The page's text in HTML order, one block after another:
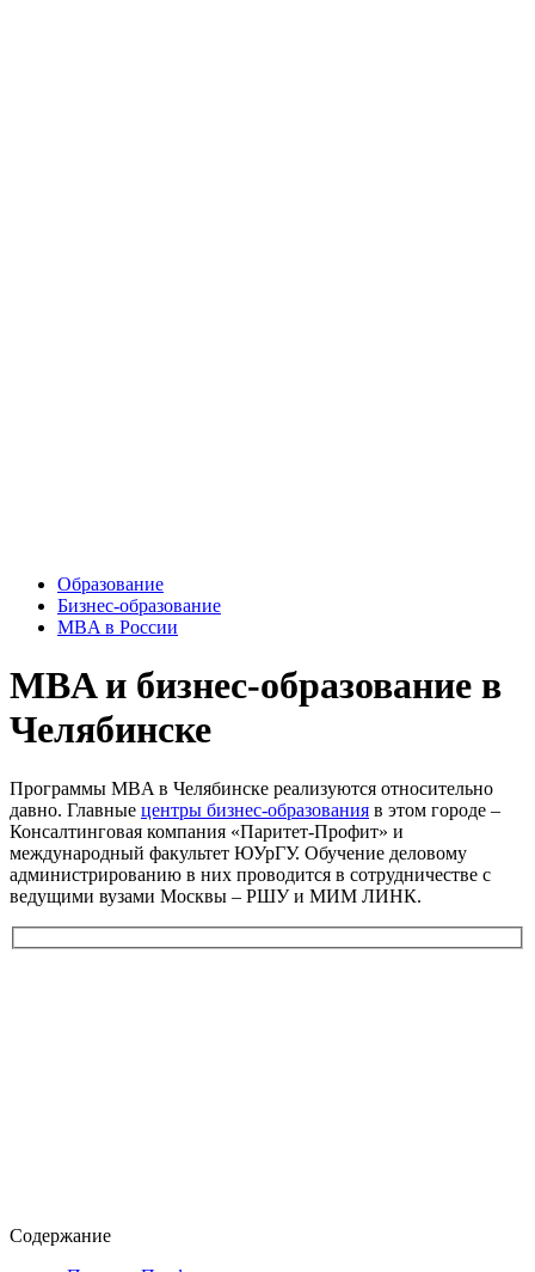
Образование
Бизнес-образование
MBA в России
MBA и бизнес-образование в
Челябинске
Программы MBA в Челябинске реализуются относительно
давно. Главные центры бизнес-образования в этом городе –
Консалтинговая компания «Паритет-Профит» и
международный факультет ЮУрГУ. Обучение деловому
администрированию в них проводится в сотрудничестве с
ведущими вузами Москвы – РШУ и МИМ ЛИНК.
Содержание